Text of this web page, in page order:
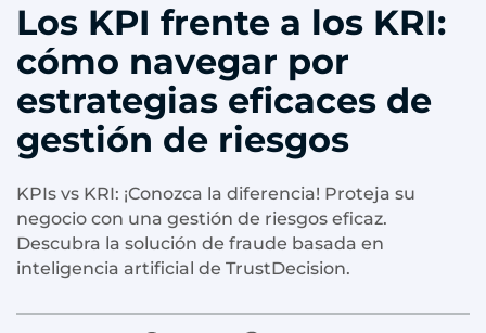
Los KPI frente a los KRI:
cómo navegar por
estrategias eficaces de
gestión de riesgos
KPIs vs KRI: ¡Conozca la diferencia! Proteja su
negocio con una gestión de riesgos eficaz.
Descubra la solución de fraude basada en
inteligencia artificial de TrustDecision.